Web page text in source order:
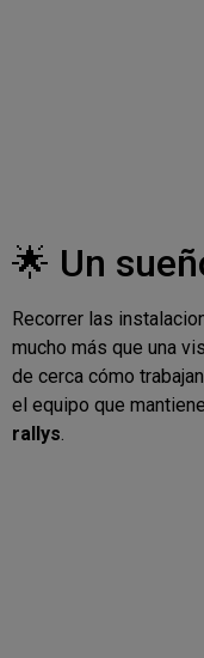
🌟 Un
Recorrer las
mucho más que una
de cerca cómo
el equipo que
rallys